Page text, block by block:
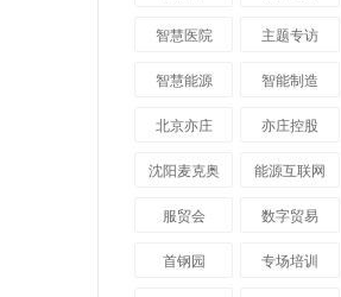
智慧医院 主题专访
​智慧能源 智能制造
北京亦庄 亦庄控股
沈阳麦克奥
迪
能源互联网
服贸会 数字贸易
首钢园 专场培训